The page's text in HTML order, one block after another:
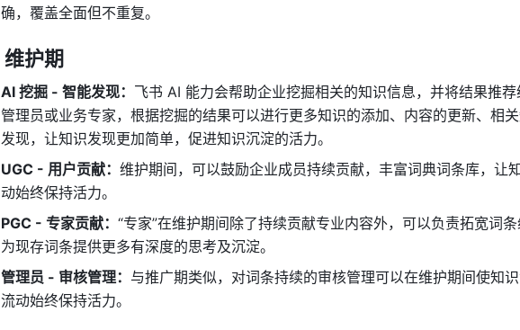
确，覆盖全面但不重复。
维护期
AI 挖掘 - 智能发现： 飞书 AI 能力会帮助企业挖掘相关的知识信息，并将结果推
管理员或业务专家，根据挖掘的结果可以进行更多知识的添加、内容的更新、相
发现，让知识发现更加简单，促进知识沉淀的活力。
UGC - 用户贡献： 维护期间，可以鼓励企业成员持续贡献，丰富词典词条库，让
动始终保持活力。
PGC - 专家贡献： “专家”在维护期间除了持续贡献专业内容外，可以负责拓宽词条
为现存词条提供更多有深度的思考及沉淀。
管理员 - 审核管理： 与推广期类似，对词条持续的审核管理可以在维护期间使知
流动始终保持活力。